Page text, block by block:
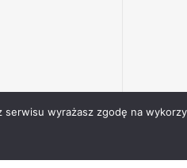
© Narodowy Fundusz Zdrowia
serwisu wyrażasz zgodę na